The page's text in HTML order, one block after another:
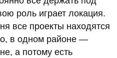
роль играет локация.
все проекты находятся
в одном районе —
а потому есть